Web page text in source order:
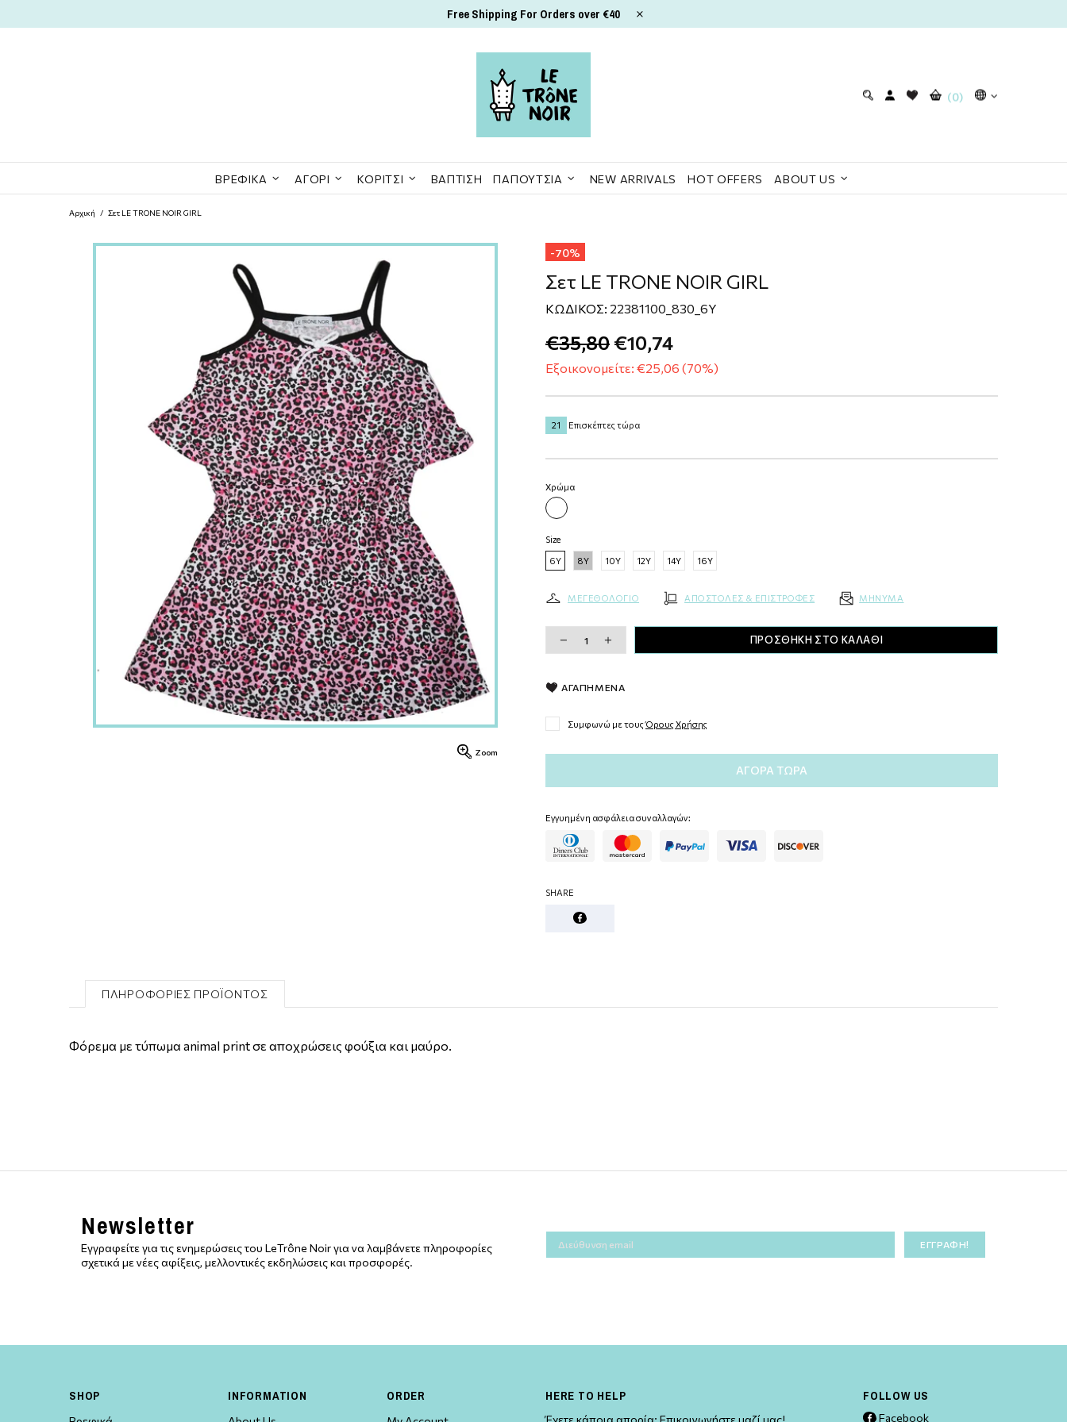
Free Shipping For Orders over €40
(0)
ΒΡΕΦΙΚΆ ΑΓΌΡΙ ΚΟΡΊΤΣΙ ΒΆΠΤΙΣΗ ΠΑΠΟΎΤΣΙΑ NEW ARRIVALS HOT OFFERS ABOUT US
Αρχική Σετ LE TRONE NOIR GIRL
Zoom
-70%
Σετ LE TRONE NOIR GIRL
ΚΩΔΙΚΟΣ: 22381100_830_6Y
€35,80 €10,74
Εξοικονομείτε: €25,06 (70%)
20 Επισκέπτες τώρα
Χρώμα
ΦΟΥΞΙΑ
Size
6Y 8Y 10Y 12Y 14Y 16Y
ΜΕΓΕΘΟΛΟΓΙΟ ΑΠΟΣΤΟΛΕΣ & ΕΠΙΣΤΡΟΦΕΣ MΗΝΥMA
ΠΡΟΣΘΗΚΗ ΣΤΟ ΚΑΛΑΘΙ
ΑΓΑΠΗΜΕΝΑ
Συμφωνώ με τουςΌρους Χρήσης
ΑΓΟΡΆ ΤΏΡΑ
Εγγυημένη ασφάλεια συναλλαγών:
SHARE
ΠΛΗΡΟΦΟΡΙΕΣ ΠΡΟΪΟΝΤΟΣ
Φόρεμα με τύπωμα animal print σε αποχρώσεις φούξια και μαύρο.
Newsletter
Εγγραφείτε για τις ενημερώσεις του LeTrône Noir για να λαμβάνετε πληροφορίες
σχετικά με νέες αφίξεις, μελλοντικές εκδηλώσεις και προσφορές.
SHOP INFORMATION ORDER HERE TO HELP FOLLOW US
Facebook